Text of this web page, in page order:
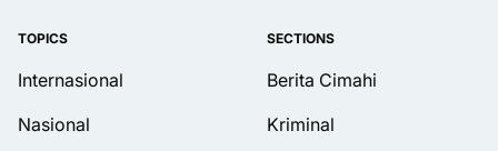
TOPICS
Internasional
Nasional
SECTIONS
Berita Cimahi
Kriminal